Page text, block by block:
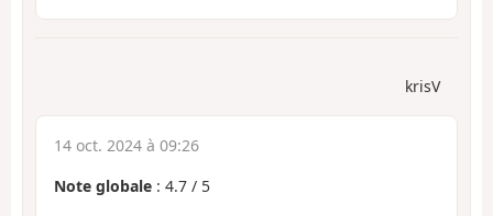
krisV
14 oct. 2024 à 09:26
Note globale : 4.7 / 5